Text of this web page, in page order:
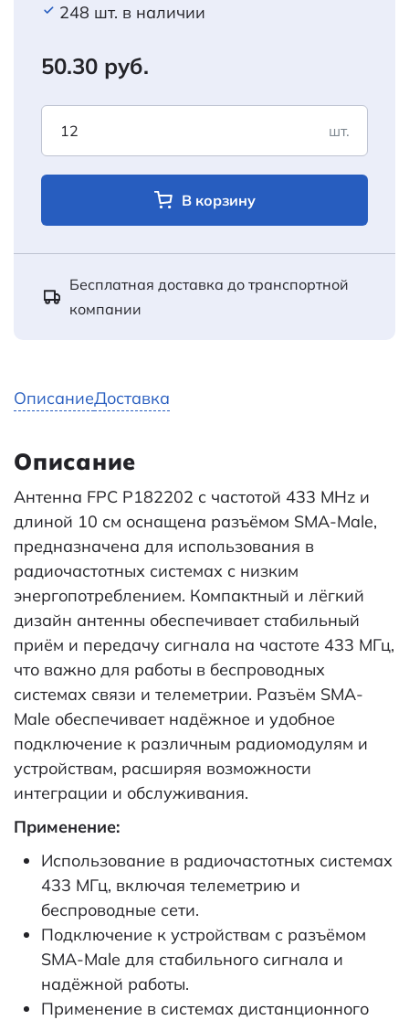
248 шт. в наличии
50.30 руб.
шт.
В корзину
Бесплатная доставка до транспортной
компании
ОписаниеДоставка
Описание
Антенна FPC P182202 с частотой 433 MHz и
длиной 10 см оснащена разъёмом SMA-Male,
предназначена для использования в
радиочастотных системах с низким
энергопотреблением. Компактный и лёгкий
дизайн антенны обеспечивает стабильный
приём и передачу сигнала на частоте 433 МГц,
что важно для работы в беспроводных
системах связи и телеметрии. Разъём SMA-
Male обеспечивает надёжное и удобное
подключение к различным радиомодулям и
устройствам, расширяя возможности
интеграции и обслуживания.
Применение:
Использование в радиочастотных системах
433 МГц, включая телеметрию и
беспроводные сети.
Подключение к устройствам с разъёмом
SMA-Male для стабильного сигнала и
надёжной работы.
Применение в системах дистанционного